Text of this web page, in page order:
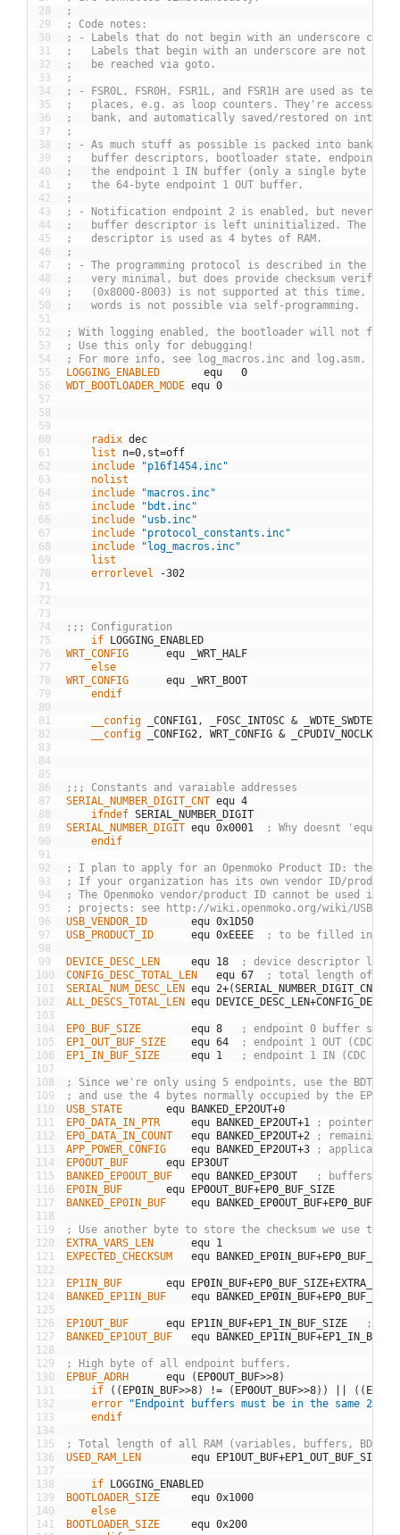
28
29
30
31
32
33
34
35
36
37
38
39
40
41
42
43
44
45
46
47
48
49
50
51
52
53
54
55
56
57
58
59
60
61
62
63
64
65
66
67
68
69
70
71
72
73
74
75
76
77
78
79
80
81
82
83
84
85
86
87
88
89
90
91
92
93
94
95
96
97
98
99
100
101
102
103
104
105
106
107
108
109
110
111
112
113
114
115
116
117
118
119
120
121
122
123
124
125
126
127
128
129
130
131
132
133
134
135
136
137
138
139
140
141
;
; Code notes:
; - Labels that do not begin with an underscore can
;   Labels that begin with an underscore are not
;   be reached via goto.
;
; - FSR0L, FSR0H, FSR1L, and FSR1H are used as
;   places, e.g. as loop counters. They're
;   bank, and automatically saved/restored on
;
; - As much stuff as possible is packed into bank 0
;   buffer descriptors, bootloader state, endpoint 0
;   the endpoint 1 IN buffer (only a single byte is
;   the 64-byte endpoint 1 OUT buffer.
;
; - Notification endpoint 2 is enabled, but never
;   buffer descriptor is left uninitialized. The
;   descriptor is used as 4 bytes of RAM.
;
; - The programming protocol is described in the
;   very minimal, but does provide checksum
;   (0x8000-8003) is not supported at this time,
;   words is not possible via self-programming.
; With logging enabled, the bootloader will not fit in
; Use this only for debugging!
; For more info, see log_macros.inc and log.asm.
LOGGING_ENABLED
equ
0
WDT_BOOTLOADER_MODE equ 0
	radix
dec
	list
n=0, st=off
	include
"p16f1454.inc"
	nolist
	include
"macros.inc"
	include
"bdt.inc"
	include
"usb.inc"
	include
"protocol_constants.inc"
	include
"log_macros.inc"
	list
	errorlevel
-302
;;; Configuration
	if
LOGGING
ENABLED
WRT_CONFIG
equ WRT
HALF
	else
WRT_CONFIG
equ WRT
BOOT
	endif
	__config
CONFIG1, FOSC INTOSC & WDTE SWDTEN
	__config
CONFIG2, WRT CONFIG & CPUDIV NOCLKDIV
;;; Constants and varaiable addresses
SERIAL_NUMBER_DIGIT_CNT equ 4
	ifndef
SERIAL NUMBER
DIGIT
SERIAL_NUMBER_DIGIT equ 0x0001
; Why doesnt 'equ'
	endif
; I plan to apply for an Openmoko Product ID: the
; If your organization has its own vendor ID/
; The Openmoko vendor/product ID cannot be used in
; projects: see http://wiki.openmoko.org/wiki/
USB_VENDOR_ID
equ 0x1D50
USB_PRODUCT_ID
equ 0xEEEE ; to be filled in
DEVICE_DESC_LEN equ 18
; device descriptor
CONFIG_DESC_TOTAL_LEN
equ 67
; total length of
SERIAL_NUM_DESC_LEN equ 2+(SERIAL NUMBER DIGIT CNT
ALL_DESCS_TOTAL_LEN equ DEVICE DESC LEN+CONFIG DESC
EP0_BUF_SIZE equ 8
; endpoint 0 buffer size
EP1_OUT_BUF_SIZE
equ 64
; endpoint 1 OUT (CDC
EP1_IN_BUF_SIZE
equ 1 ; endpoint 1 IN (CDC
; Since we're only using 5 endpoints, use the BDT
; and use the 4 bytes normally occupied by the EP2
USB_STATE
equ BANKED EP2OUT+0
EP0_DATA_IN_PTR
equ BANKED EP2OUT+1
; pointer to
EP0_DATA_IN_COUNT
equ BANKED EP2OUT+2
; remaining
APP_POWER_CONFIG
equ BANKED EP2OUT+3
; application
EP0OUT_BUF
equ EP3OUT
BANKED_EP0OUT_BUF
equ BANKED EP3OUT
; buffers go
EP0IN_BUF
equ EP0OUT BUF+EP0 BUF SIZE
BANKED_EP0IN_BUF
equ BANKED EP0OUT BUF+EP0 BUF
; Use another byte to store the checksum we use to
EXTRA_VARS_LEN
equ 1
EXPECTED_CHECKSUM
equ BANKED EP0IN BUF+EP0 BUF
EP1IN_BUF equ EP0IN BUF+EP0 BUF SIZE+EXTRA
BANKED_EP1IN_BUF
equ BANKED EP0IN BUF+EP0 BUF
EP1OUT_BUF equ EP1IN BUF+EP1 IN BUF SIZE
;
BANKED_EP1OUT_BUF
equ BANKED EP1IN BUF+EP1 IN BUF
; High byte of all endpoint buffers.
EPBUF_ADRH
equ ( EP0OUT BUF>>8)
	if
( ( EP0IN BUF>>8) != ( EP0OUT BUF>>8) ) ( ( EP
	error
"Endpoint buffers must be in the same 256-
	endif
; Total length of all RAM (variables, buffers, BDT
USED_RAM_LEN
equ EP1OUT BUF+EP1 OUT BUF SIZE
	if
LOGGING
ENABLED
BOOTLOADER_SIZE
equ 0x1000
	else
BOOTLOADER_SIZE
equ 0x200